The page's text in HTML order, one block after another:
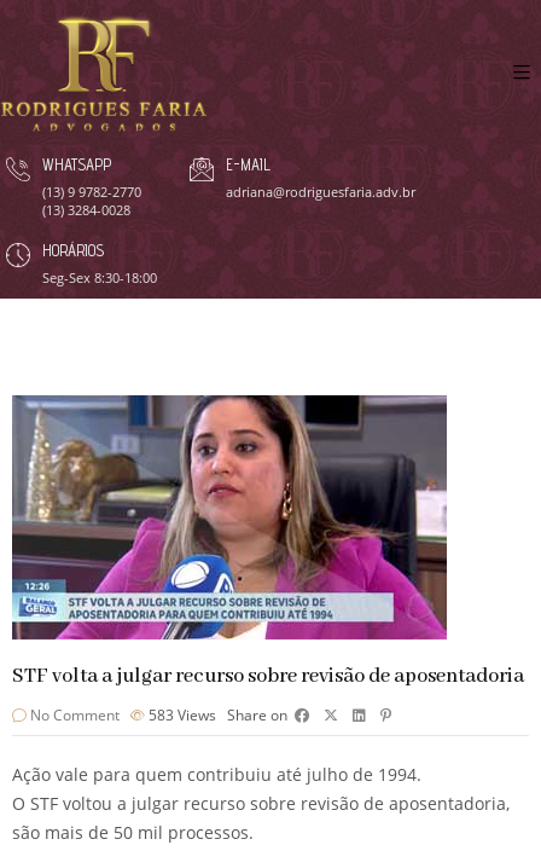
WHATSAPP
(13) 9 9782-2770
(13) 3284-0028
E-MAIL
adriana@rodriguesfaria.adv.br
HORÁRIOS
Seg-Sex 8:30-18:00
STF volta a julgar recurso sobre revisão de aposentadoria
No Comment 583 Views Share on
Ação vale para quem contribuiu até julho de 1994.
O STF voltou a julgar recurso sobre revisão de aposentadoria,
são mais de 50 mil processos.